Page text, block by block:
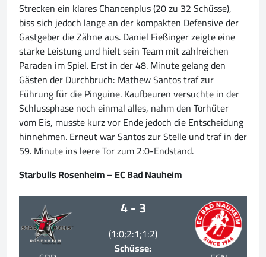
Strecken ein klares Chancenplus (20 zu 32 Schüsse),
biss sich jedoch lange an der kompakten Defensive der
Gastgeber die Zähne aus. Daniel Fießinger zeigte eine
starke Leistung und hielt sein Team mit zahlreichen
Paraden im Spiel. Erst in der 48. Minute gelang den
Gästen der Durchbruch: Mathew Santos traf zur
Führung für die Pinguine. Kaufbeuren versuchte in der
Schlussphase noch einmal alles, nahm den Torhüter
vom Eis, musste kurz vor Ende jedoch die Entscheidung
hinnehmen. Erneut war Santos zur Stelle und traf in der
59. Minute ins leere Tor zum 2:0-Endstand.
Starbulls Rosenheim – EC Bad Nauheim
4 - 3
(1:0;2:1;1:2)
Schüsse: